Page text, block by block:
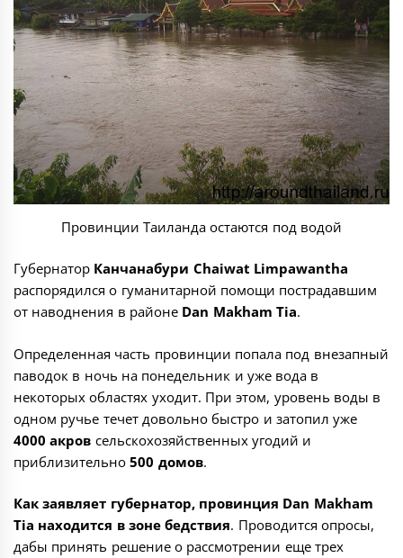
Провинции Таиланда остаются под водой
Губернатор Канчанабури Chaiwat Limpawantha
распорядился о гуманитарной помощи пострадавшим
от наводнения в районе Dan Makham Tia.
Определенная часть провинции попала под внезапный
паводок в ночь на понедельник и уже вода в
некоторых областях уходит. При этом, уровень воды в
одном ручье течет довольно быстро и затопил уже
4000 акров сельскохозяйственных угодий и
приблизительно500 домов.
Как заявляет губернатор, провинция Dan Makham
Tia находится в зоне бедствия. Проводится опросы,
дабы принять решение о рассмотрении еще трех